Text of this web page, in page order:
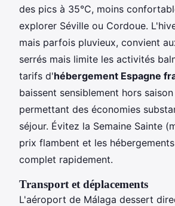
des pics à 35°C, moins
explorer Séville ou Cordoue.
mais parfois pluvieux, convient
serrés mais limite les activités
tarifs d'hébergement Espagne
baissent sensiblement hors
permettant des économies
séjour. Évitez la Semaine Sainte
prix flambent et les
complet rapidement.
Transport et déplacements
L'aéroport de Málaga dessert